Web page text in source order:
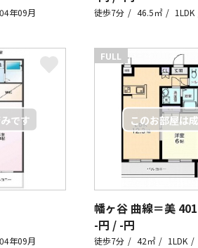
年09月 徒歩7分 46.5㎡ 1LDK
年09月
FULL
幡ヶ谷 曲線＝美 401
-円 / -円
徒歩7分 42㎡ 1LDK